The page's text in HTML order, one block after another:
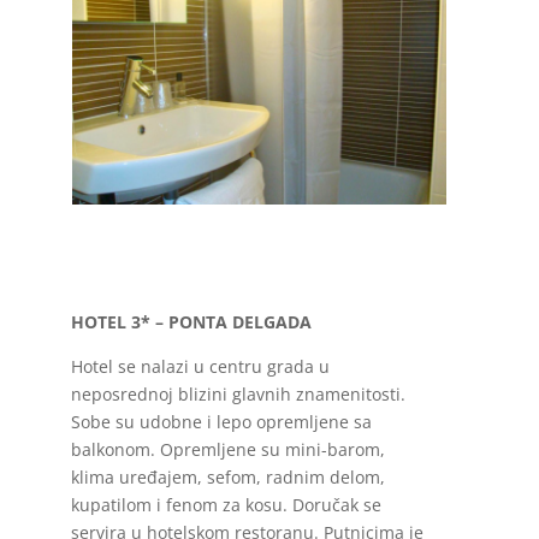
HOTEL 3* – PONTA DELGADA
Hotel se nalazi u centru grada u
neposrednoj blizini glavnih znamenitosti.
Sobe su udobne i lepo opremljene sa
balkonom. Opremljene su mini-barom,
klima uređajem, sefom, radnim delom,
kupatilom i fenom za kosu. Doručak se
servira u hotelskom restoranu. Putnicima je